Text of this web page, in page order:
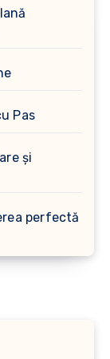
Pas
și
perfectă